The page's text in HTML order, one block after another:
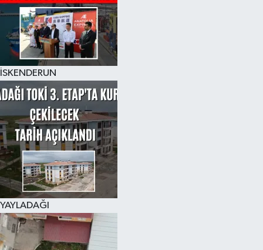
İSKENDERUN
YAYLADAĞI